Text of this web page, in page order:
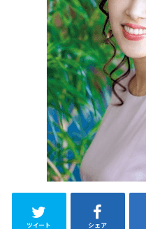
ツイート シェア